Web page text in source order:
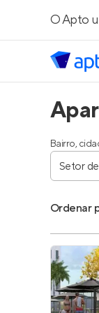
O Apto
Bairro,
Ordenar